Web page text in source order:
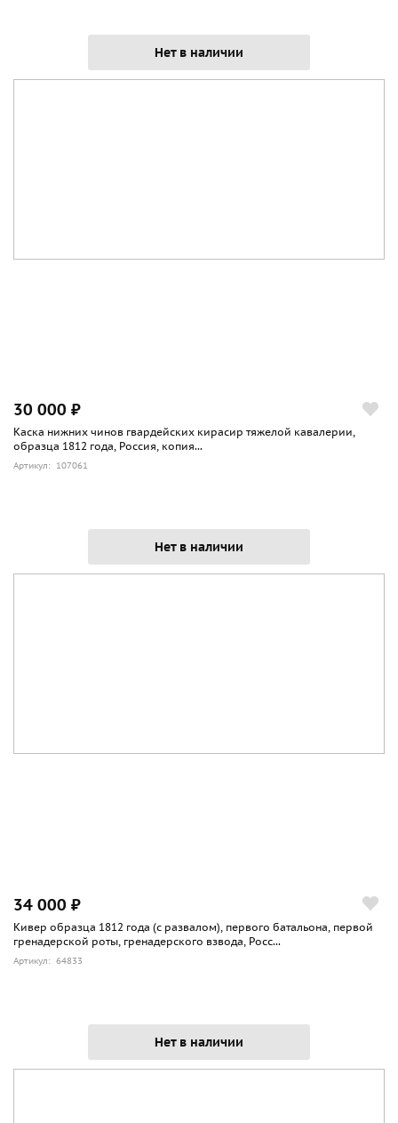
Нет в наличии
30 000 ₽
Каска нижних чинов гвардейских кирасир тяжелой кавалерии,
образца 1812 года, Россия, копия...
Артикул: 107061
Нет в наличии
34 000 ₽
Кивер образца 1812 года (с развалом), первого батальона, первой
гренадерской роты, гренадерского взвода, Росс...
Артикул: 64833
Нет в наличии